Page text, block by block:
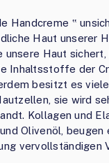
Handcreme ‟
Haut unserer
unsere Haut
Inhaltsstoffe der
besitzt es
sie wird
Kollagen und
Olivenöl,
vervollständigen